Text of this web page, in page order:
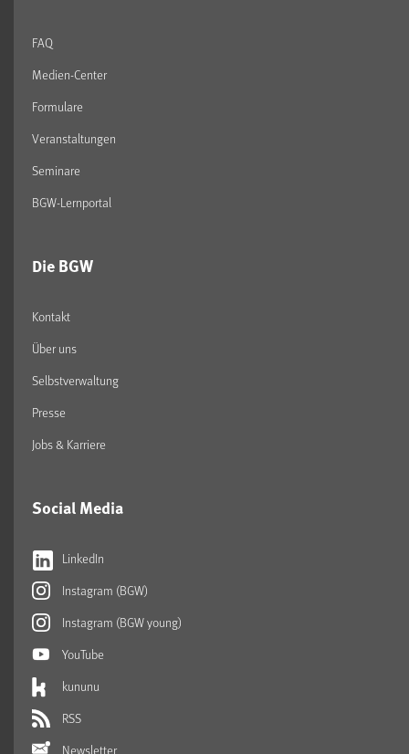
FAQ
Medien-Center
Formulare
Veranstaltungen
Seminare
BGW-Lernportal
Die BGW
Kontakt
Über uns
Selbstverwaltung
Presse
Jobs & Karriere
Social Media
LinkedIn
Instagram (BGW)
Instagram (BGW young)
YouTube
kununu
RSS
Newsletter